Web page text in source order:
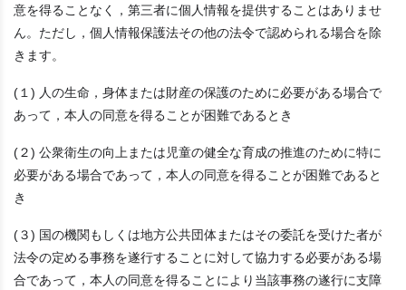
意を得ることなく，第三者に個人情報を提供することはありませ
ん。ただし，個人情報保護法その他の法令で認められる場合を除
きます。
(１) 人の生命，身体または財産の保護のために必要がある場合で
あって，本人の同意を得ることが困難であるとき
(２) 公衆衛生の向上または児童の健全な育成の推進のために特に
必要がある場合であって，本人の同意を得ることが困難であると
き
(３) 国の機関もしくは地方公共団体またはその委託を受けた者が
法令の定める事務を遂行することに対して協力する必要がある場
合であって，本人の同意を得ることにより当該事務の遂行に支障